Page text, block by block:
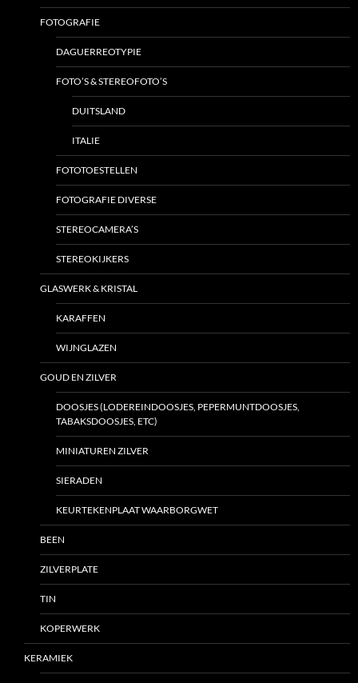
FOTOGRAFIE
DAGUERREOTYPIE
FOTO’S & STEREOFOTO’S
DUITSLAND
ITALIE
FOTOTOESTELLEN
FOTOGRAFIE DIVERSE
STEREOCAMERA’S
STEREOKIJKERS
GLASWERK & KRISTAL
KARAFFEN
WIJNGLAZEN
GOUD EN ZILVER
DOOSJES (LODEREINDOOSJES, PEPERMUNTDOOSJES,
TABAKSDOOSJES, ETC)
MINIATUREN ZILVER
SIERADEN
KEURTEKENPLAAT WAARBORGWET
BEEN
ZILVERPLATE
TIN
KOPERWERK
KERAMIEK